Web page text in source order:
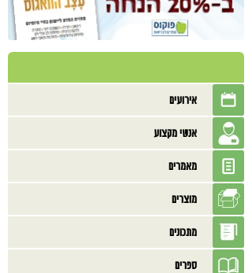
אירועים
אנשי מקצוע
מאמרים
מוצרים
מתכונים
ספרים